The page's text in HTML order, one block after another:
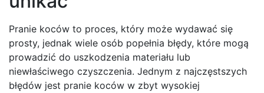
Pranie koców to proces, który może wydawać się
prosty, jednak wiele osób popełnia błędy, które mogą
prowadzić do uszkodzenia materiału lub
niewłaściwego czyszczenia. Jednym z najczęstszych
błędów jest pranie koców w zbyt wysokiej